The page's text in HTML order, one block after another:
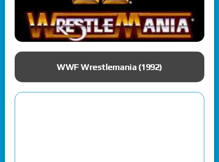
WWF Wrestlemania (1992)